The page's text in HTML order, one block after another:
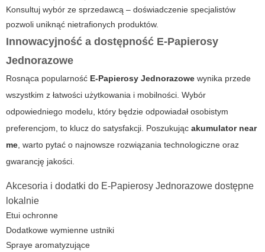
Konsultuj wybór ze sprzedawcą – doświadczenie specjalistów
pozwoli uniknąć nietrafionych produktów.
Innowacyjność a dostępność E-Papierosy
Jednorazowe
Rosnąca popularność E-Papierosy Jednorazowe wynika przede
wszystkim z łatwości użytkowania i mobilności. Wybór
odpowiedniego modelu, który będzie odpowiadał osobistym
preferencjom, to klucz do satysfakcji. Poszukując akumulator near
me , warto pytać o najnowsze rozwiązania technologiczne oraz
gwarancję jakości.
Akcesoria i dodatki do E-Papierosy Jednorazowe dostępne
lokalnie
Etui ochronne
Dodatkowe wymienne ustniki
Spraye aromatyzujące